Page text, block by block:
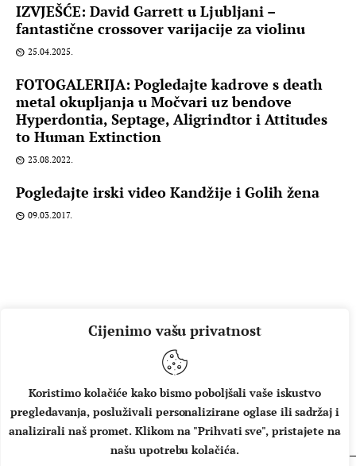
Cijenimo vašu privatnost
Koristimo kolačiće kako bismo poboljšali vaše iskustvo
pregledavanja, posluživali personalizirane oglase ili sadržaj i
analizirali naš promet. Klikom na "Prihvati sve", pristajete na
našu upotrebu kolačića.
IZVJEŠĆE: David Garrett u Ljubljani –
fantastične crossover varijacije za violinu
25.04.2025.
FOTOGALERIJA: Pogledajte kadrove s death
metal okupljanja u Močvari uz bendove
Hyperdontia, Septage, Aligrindtor i Attitudes
to Human Extinction
23.08.2022.
Pogledajte irski video Kandžije i Golih žena
09.03.2017.
O NAMA IMPRESSUM UVJETI KORIŠTENJA